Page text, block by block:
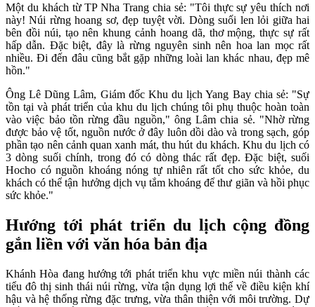
Một du khách từ TP Nha Trang chia sẻ: "Tôi thực sự yêu thích nơi
này! Núi rừng hoang sơ, đẹp tuyệt vời. Dòng suối len lỏi giữa hai
bên đồi núi, tạo nên khung cảnh hoang dã, thơ mộng, thực sự rất
hấp dẫn. Đặc biệt, đây là rừng nguyên sinh nên hoa lan mọc rất
nhiều. Đi đến đâu cũng bắt gặp những loài lan khác nhau, đẹp mê
hồn."
Ông Lê Dũng Lâm, Giám đốc Khu du lịch Yang Bay chia sẻ: "Sự
tồn tại và phát triển của khu du lịch chúng tôi phụ thuộc hoàn toàn
vào việc bảo tồn rừng đầu nguồn," ông Lâm chia sẻ. "Nhờ rừng
được bảo vệ tốt, nguồn nước ở đây luôn dồi dào và trong sạch, góp
phần tạo nên cảnh quan xanh mát, thu hút du khách. Khu du lịch có
3 dòng suối chính, trong đó có dòng thác rất đẹp. Đặc biệt, suối
Hocho có nguồn khoáng nóng tự nhiên rất tốt cho sức khỏe, du
khách có thể tận hưởng dịch vụ tắm khoáng để thư giãn và hồi phục
sức khỏe."
Hướng tới phát triển du lịch cộng đồng
gắn liền với văn hóa bản địa
Khánh Hòa đang hướng tới phát triển khu vực miền núi thành các
tiểu đô thị sinh thái núi rừng, vừa tận dụng lợi thế về điều kiện khí
hậu và hệ thống rừng đặc trưng, vừa thân thiện với môi trường. Dự